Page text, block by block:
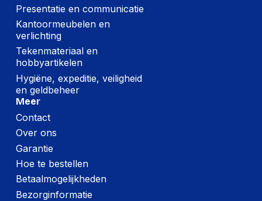
Presentatie en communicatie
Kantoormeubelen en
verlichting
Tekenmateriaal en
hobbyartikelen
Hygiëne, expeditie, veiligheid
en geldbeheer
Meer
Contact
Over ons
Garantie
Hoe te bestellen
Betaalmogelijkheden
Bezorginformatie